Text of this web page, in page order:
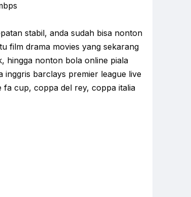
stabil, anda sudah bisa nonton
film drama movies yang sekarang
hingga nonton bola online piala
inggris barclays premier league live
fa cup, coppa del rey, coppa italia